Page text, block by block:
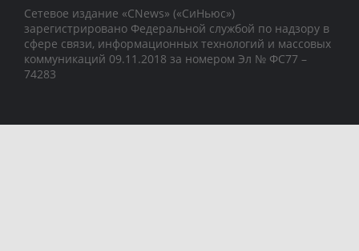
Сетевое издание «CNews» («СиНьюс»)
зарегистрировано Федеральной службой по надзору в
сфере связи, информационных технологий и массовых
коммуникаций 09.11.2018 за номером Эл № ФС77 –
74283